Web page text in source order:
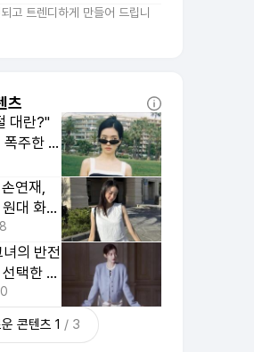
고 트렌디하게 만들어 드립니
츠
대란?"
주한 톱
연재,
대 화이
의 반전
선택한 4
콘텐츠 1 / 3